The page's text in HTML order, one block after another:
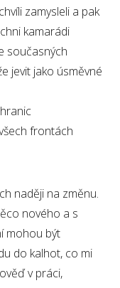
zamysleli a pak
kamarádi
současných
jevit jako úsměvné
frontách
naději na změnu.
nového a s
mohou být
do kalhot, co mi
v práci,